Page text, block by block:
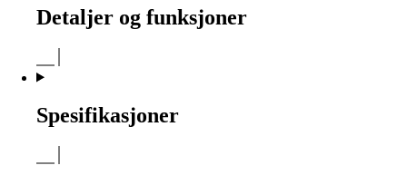
Detaljer og funksjoner
Spesifikasjoner